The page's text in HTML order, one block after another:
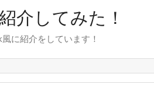
介してみた！
に紹介をしています！